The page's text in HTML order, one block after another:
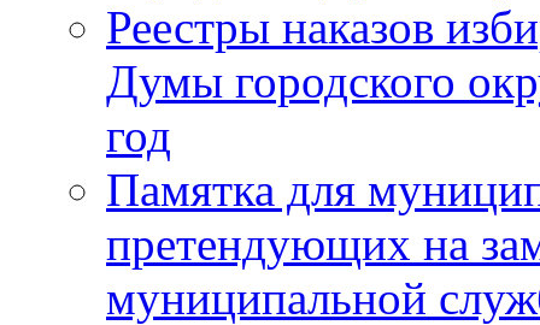
Реестры наказов
Думы городского
год
Памятка для
претендующих на
муниципальной